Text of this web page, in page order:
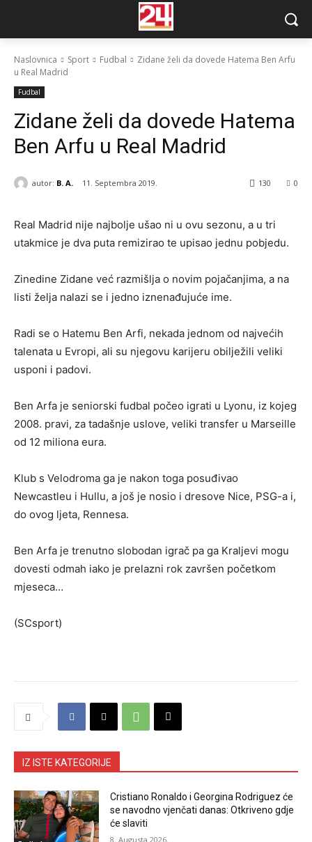
Naslovnica Sport Fudbal
Zidane želi da dovede Hatema Ben Arfu
u Real Madrid
Fudbal
Zidane želi da dovede Hatema
Ben Arfu u Real Madrid
autor: B. A. 11. Septembra 2019. 0
130
Real Madrid nije najbolje ušao ni u ovu sezonu, a u tri
utakmice je dva puta remizirao te upisao jednu pobjedu.
Zinedine Zidane već razmišlja o novim pojačanjima, a na
listi želja nalazi se i jedno iznenađujuće ime.
Radi se o Hatemu Ben Arfi, nekada jednom od najvećih
talenata u Evropi, ali su njegovu karijeru obilježili veliki
usponi i padovi.
Ben Arfa je seniorski fudbal počeo igrati u Lyonu, iz kojeg
2008. pravi, za tadašnje uslove, veliki transfer u Marseille
od 12 miliona eura.
Klub s Velodroma ga je nakon toga posuđivao
Newcastleu i Hullu, a još je nosio i dresove Nice, PSG-a i,
do ovog ljeta, Rennesa.
Ben Arfa je trenutno slobodan igrač pa ga Kraljevi mogu
dovesti odmah iako je prelazni rok završen početkom
mjeseca…
(SCsport)
IZ ISTE KATEGORIJE
Cristiano Ronaldo i Georgina Rodriguez će
se navodno vjenčati danas: Otkriveno gdje
će slaviti
8. Augusta 2026.